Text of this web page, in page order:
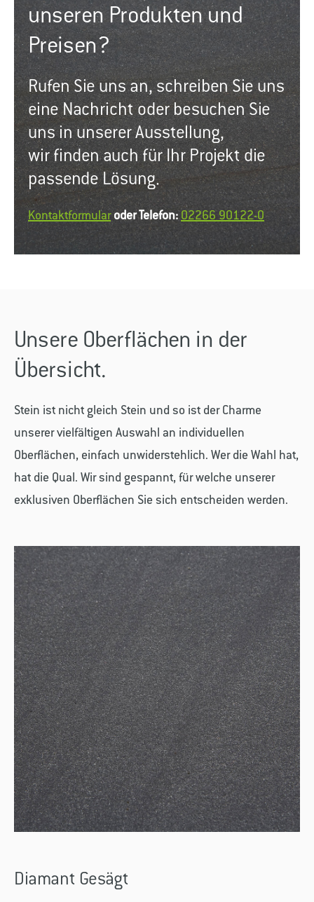
unseren Produkten und
Preisen?
Rufen Sie uns an, schreiben Sie uns
eine Nachricht oder besuchen Sie
uns in unserer Ausstellung,
wir finden auch für Ihr Projekt die
passende Lösung.
Kontaktformularoder Telefon: 02266 90122-0
Unsere Oberflächen in der
Übersicht.
Stein ist nicht gleich Stein und so ist der Charme
unserer vielfältigen Auswahl an individuellen
Oberflächen, einfach unwiderstehlich. Wer die Wahl hat,
hat die Qual. Wir sind gespannt, für welche unserer
exklusiven Oberflächen Sie sich entscheiden werden.
Diamant Gesägt